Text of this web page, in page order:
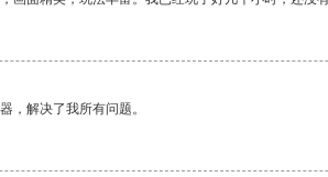
，解决了我所有问题。